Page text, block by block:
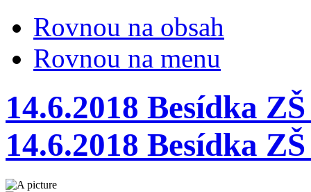
Rovnou na obsah
Rovnou na menu
14.6.2018 Besídka
14.6.2018 Besídka